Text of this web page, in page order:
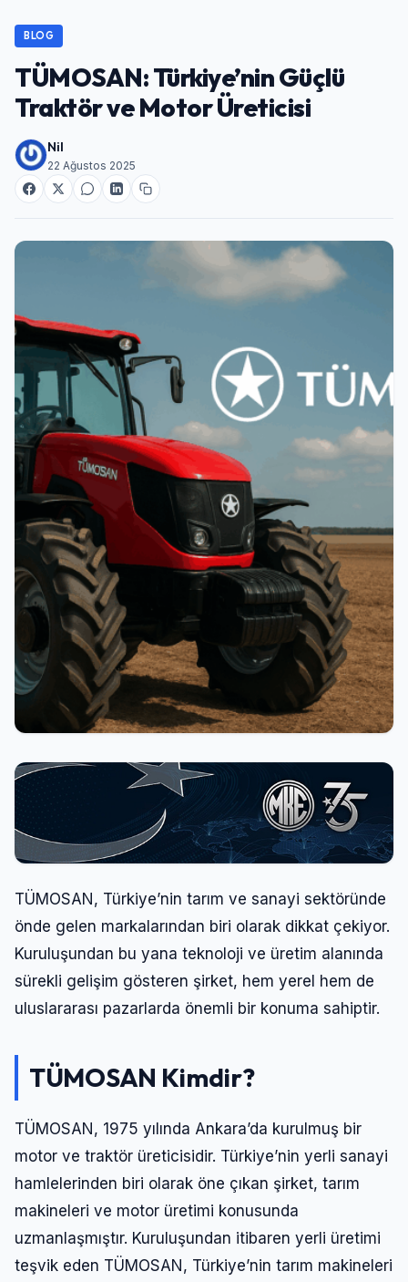
BLOG
TÜMOSAN: Türkiye’nin Güçlü
Traktör ve Motor Üreticisi
Nil
22 Ağustos 2025
TÜMOSAN, Türkiye’nin tarım ve sanayi sektöründe
önde gelen markalarından biri olarak dikkat çekiyor.
Kuruluşundan bu yana teknoloji ve üretim alanında
sürekli gelişim gösteren şirket, hem yerel hem de
uluslararası pazarlarda önemli bir konuma sahiptir.
TÜMOSAN Kimdir?
TÜMOSAN, 1975 yılında Ankara’da kurulmuş bir
motor ve traktör üreticisidir. Türkiye’nin yerli sanayi
hamlelerinden biri olarak öne çıkan şirket, tarım
makineleri ve motor üretimi konusunda
uzmanlaşmıştır. Kuruluşundan itibaren yerli üretimi
teşvik eden TÜMOSAN, Türkiye’nin tarım makineleri